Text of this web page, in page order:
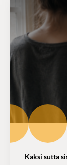
Kaksi sutta